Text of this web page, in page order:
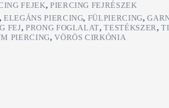
FEJEK, PIERCING FEJRÉSZEK
,ELEGÁNS PIERCING, FÜLPIERCING,
FEJ, PRONG FOGLALAT,TESTÉKSZER,
PIERCING,VÖRÖS CIRKÓNIA